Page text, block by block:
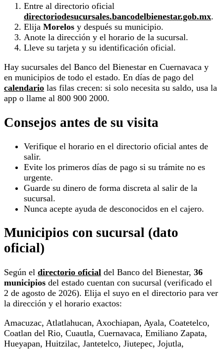
Entre al directorio oficial
directoriodesucursales.bancodelbienestar.gob.mx.
Elija Morelos y después su municipio.
Anote la dirección y el horario de la sucursal.
Lleve su tarjeta y su identificación oficial.
Hay sucursales del Banco del Bienestar en Cuernavaca y
en municipios de todo el estado. En días de pago del
calendario las filas crecen: si solo necesita su saldo, usa la
app o llame al 800 900 2000.
Consejos antes de su visita
Verifique el horario en el directorio oficial antes de
salir.
Evite los primeros días de pago si su trámite no es
urgente.
Guarde su dinero de forma discreta al salir de la
sucursal.
Nunca acepte ayuda de desconocidos en el cajero.
Municipios con sucursal (dato
oficial)
Según el directorio oficial del Banco del Bienestar, 36
municipios del estado cuentan con sucursal (verificado el
2 de agosto de 2026). Elija el suyo en el directorio para ver
la dirección y el horario exactos:
Amacuzac, Atlatlahucan, Axochiapan, Ayala, Coatetelco,
Coatlan del Rio, Cuautla, Cuernavaca, Emiliano Zapata,
Hueyapan, Huitzilac, Jantetelco, Jiutepec, Jojutla,